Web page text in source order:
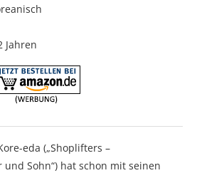
Jahren
eda („Shoplifters –
und Sohn“) hat schon mit seinen